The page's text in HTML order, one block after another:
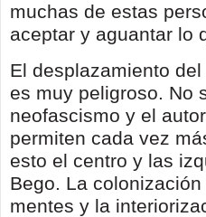
muchas de estas
aceptar y aguantar lo
El desplazamiento
es muy peligroso. No
neofascismo y el
permiten cada vez
esto el centro y las
Bego. La
mentes y la